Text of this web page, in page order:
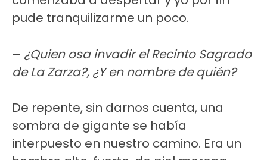
pude tranquilizarme un poco.
– ¿Quien osa invadir el Recinto Sagrado
de La Zarza?, ¿Y en nombre de quién?
De repente, sin darnos cuenta, una
sombra de gigante se había
interpuesto en nuestro camino. Era un